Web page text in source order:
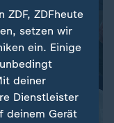
ZDF, ZDFheute
setzen wir
ein. Einige
deiner
Dienstleister
deinem Gerät